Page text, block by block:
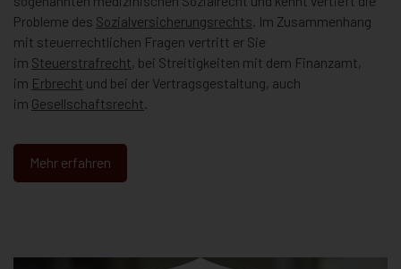
Probleme des Sozialversicherungsrechts. Im Zusammenhang
mit steuerrechtlichen Fragen vertritt er Sie
im Steuerstrafrecht , bei Streitigkeiten mit dem Finanzamt,
im Erbrecht und bei der Vertragsgestaltung, auch
im Gesellschaftsrecht.
Mehr erfahren